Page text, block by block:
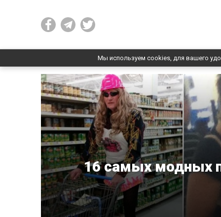
Мы используем cookies, для вашего
16 самых модных